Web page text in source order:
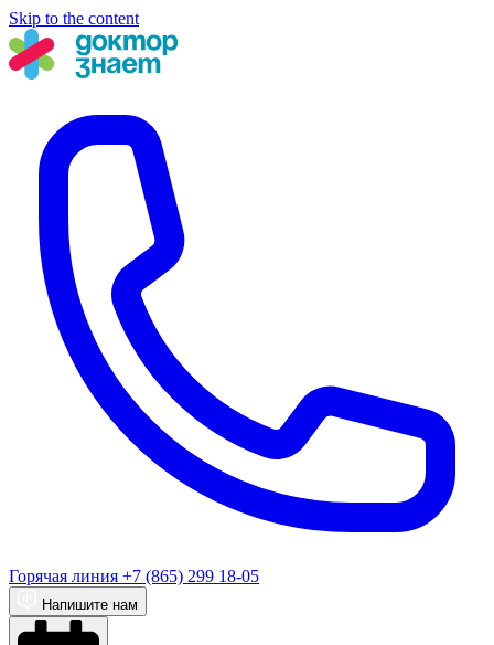
Skip to the content
Горячая линия +7 (865) 299 18-05
Напишите нам